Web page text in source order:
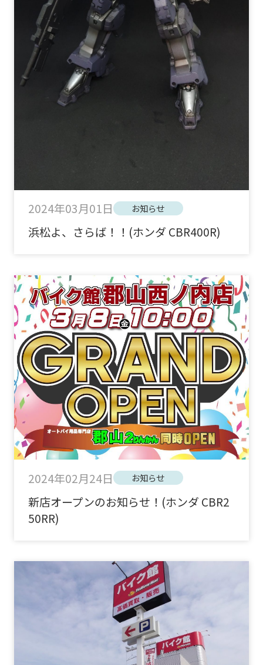
2024年03月01日 お知らせ
浜松よ、さらば！！(ホンダ CBR400R)
2024年02月24日 お知らせ
新店オープンのお知らせ！(ホンダ CBR2
50RR)